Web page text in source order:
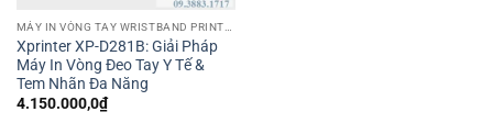
Xprinter XP-D281B: Giải Pháp
Máy In Vòng Đeo Tay Y Tế &
Tem Nhãn Đa Năng
4.150.000,0₫